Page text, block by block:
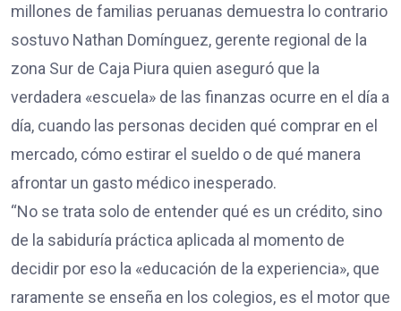
millones de familias peruanas demuestra lo contrario
sostuvo Nathan Domínguez, gerente regional de la
zona Sur de Caja Piura quien aseguró que la
verdadera «escuela» de las finanzas ocurre en el día a
día, cuando las personas deciden qué comprar en el
mercado, cómo estirar el sueldo o de qué manera
afrontar un gasto médico inesperado.
“No se trata solo de entender qué es un crédito, sino
de la sabiduría práctica aplicada al momento de
decidir por eso la «educación de la experiencia», que
raramente se enseña en los colegios, es el motor que